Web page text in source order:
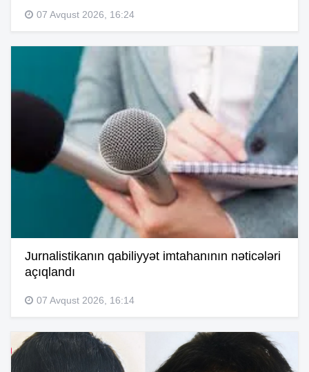
07 Avqust 2026, 16:24
Jurnalistikanın qabiliyyət imtahanının nəticələri
açıqlandı
07 Avqust 2026, 16:14